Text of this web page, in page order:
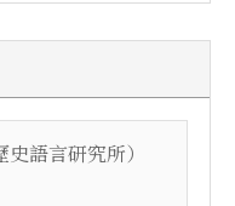
語言研究所）